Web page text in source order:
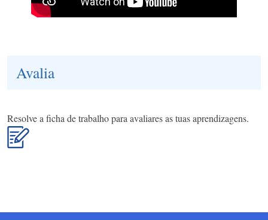
Avalia
Resolve a ficha de trabalho para avaliares as tuas aprendizagens.